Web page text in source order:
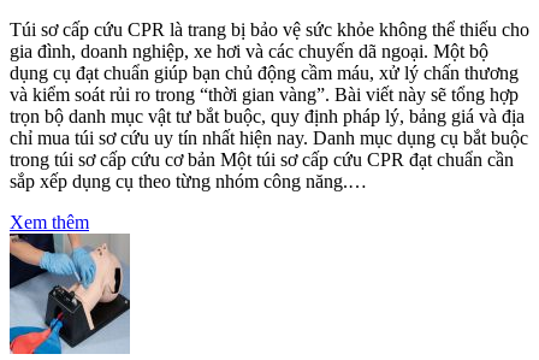
Túi sơ cấp cứu CPR là trang bị bảo vệ sức khỏe không thể thiếu cho
gia đình, doanh nghiệp, xe hơi và các chuyến dã ngoại. Một bộ
dụng cụ đạt chuẩn giúp bạn chủ động cầm máu, xử lý chấn thương
và kiểm soát rủi ro trong “thời gian vàng”. Bài viết này sẽ tổng hợp
trọn bộ danh mục vật tư bắt buộc, quy định pháp lý, bảng giá và địa
chỉ mua túi sơ cứu uy tín nhất hiện nay. Danh mục dụng cụ bắt buộc
trong túi sơ cấp cứu cơ bản Một túi sơ cấp cứu CPR đạt chuẩn cần
sắp xếp dụng cụ theo từng nhóm công năng.…
Xem thêm